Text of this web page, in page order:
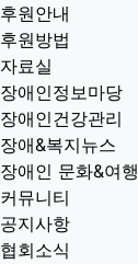
후원안내
후원방법
자료실
장애인정보마당
장애인건강관리
장애&복지뉴스
장애인 문화&여행
커뮤니티
공지사항
협회소식